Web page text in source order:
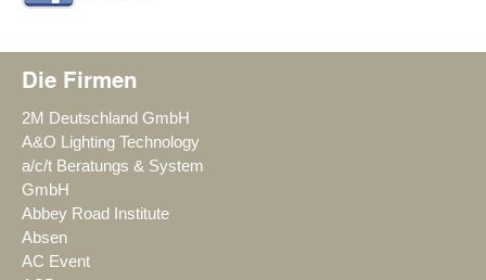
Die Firmen
2M Deutschland GmbH
A&O Lighting Technology
a/c/t Beratungs & System
GmbH
Abbey Road Institute
Absen
AC Event